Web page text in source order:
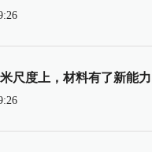
尺度上，材料有了新能力